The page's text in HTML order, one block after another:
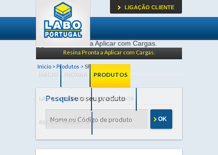
INICIO INOVAR PRODUTOS
LABO PORTUGAL CONTACTOS
RECRUTAMENTO
LIGAÇÃO CLIENTE
Resina Pronta a Aplicar com Cargas.
Inicio > Produtos > SPECSEL SPECSEL
Pesquiseo seu produto
OK